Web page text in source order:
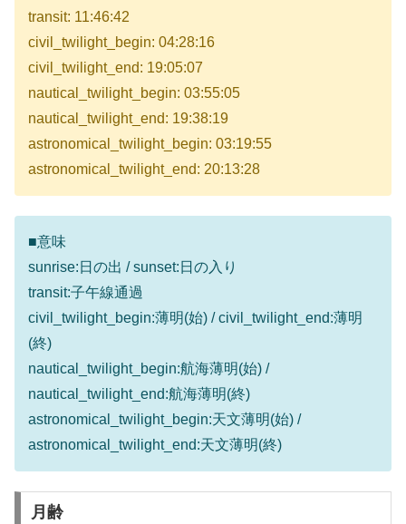
transit: 11:46:42
civil_twilight_begin: 04:28:16
civil_twilight_end: 19:05:07
nautical_twilight_begin: 03:55:05
nautical_twilight_end: 19:38:19
astronomical_twilight_begin: 03:19:55
astronomical_twilight_end: 20:13:28
■意味
sunrise:日の出 / sunset:日の入り
transit:子午線通過
civil_twilight_begin:薄明(始) / civil_twilight_end:薄明
(終)
nautical_twilight_begin:航海薄明(始) /
nautical_twilight_end:航海薄明(終)
astronomical_twilight_begin:天文薄明(始) /
astronomical_twilight_end:天文薄明(終)
月齢